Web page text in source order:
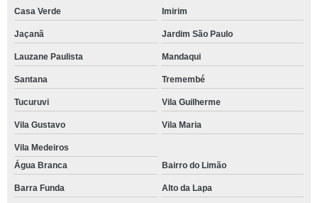
Casa Verde Imirim
Jaçanã Jardim São Paulo
Lauzane Paulista Mandaqui
Santana Tremembé
Tucuruvi Vila Guilherme
Vila Gustavo Vila Maria
Vila Medeiros
Água Branca
Bairro do Limão
Barra Funda Alto da Lapa